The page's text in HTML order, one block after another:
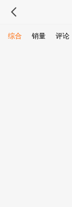
综合 销量 评论